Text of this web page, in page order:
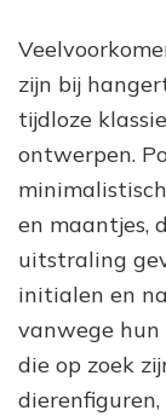
zijn bij
tijdloze
ontwerpen.
en maantjes,
uitstraling
initialen en
vanwege hun
die op zoek